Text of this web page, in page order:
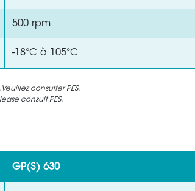
500 rpm
-18°C à 105°C
consulter PES.
consult PES.
GP(S) 630